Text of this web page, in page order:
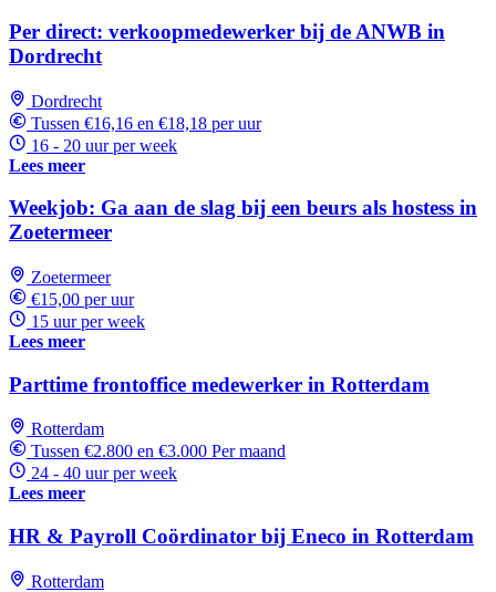
Per direct: verkoopmedewerker bij de ANWB in
Dordrecht
Dordrecht
Tussen €16,16 en €18,18 per uur
16 - 20 uur per week
Lees meer
Weekjob: Ga aan de slag bij een beurs als hostess in
Zoetermeer
Zoetermeer
€15,00 per uur
15 uur per week
Lees meer
Parttime frontoffice medewerker in Rotterdam
Rotterdam
Tussen €2.800 en €3.000 Per maand
24 - 40 uur per week
Lees meer
HR & Payroll Coördinator bij Eneco in Rotterdam
Rotterdam